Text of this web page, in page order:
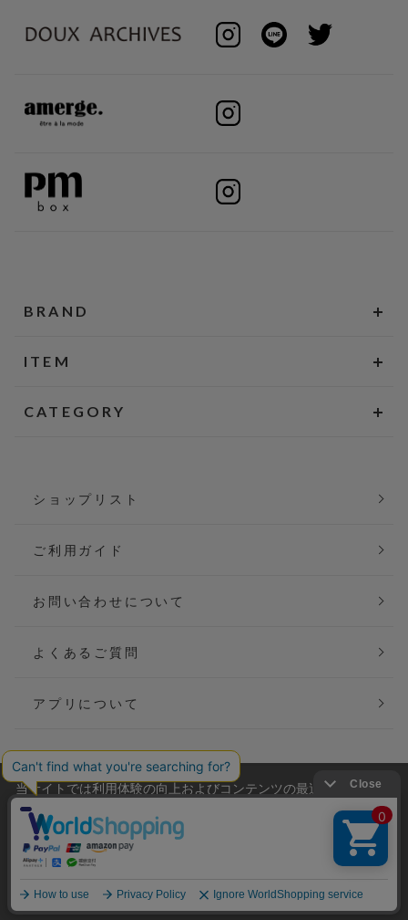
BRAND
ITEM
CATEGORY
ショップリスト
ご利用ガイド
お問い合わせについて
よくあるご質問
アプリについて
会社概要
ご利用規約
当サイトでは利用体験の向上およびコンテンツの最適な提供、ト
ラフィックの分析を目的としてCookieを使用しています。
サイトの閲覧を継続された場合、Cookieの利用に同意したことも
のといたします。
詳細については
をご確認ください。
承諾する